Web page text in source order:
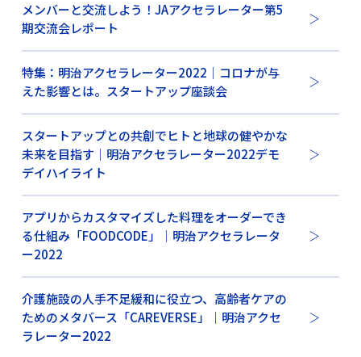
メンバーと交流しよう！JAアクセラレーター第5
期交流会レポート
特集：明治アクセラレーター2022｜コロナが与
えた影響とは。スタートアップ座談会
スタートアップとの共創でヒトと地球の健やかな
未来を目指す｜明治アクセラレーター2022デモ
デイハイライト
アプリからカスタマイズした料理をオーダーでき
る仕組み「FOODCODE」｜明治アクセラレータ
ー2022
介護施設の人手不足緩和に役立つ、高齢者ケアの
ためのメタバース「CAREVERSE」｜明治アクセ
ラレーター2022